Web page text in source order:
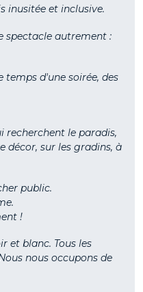
inusitée et inclusive.
spectacle autrement :
d'une soirée, des
recherchent le paradis,
décor, sur les gradins, à
public.
!
et blanc. Tous les
nous occupons de